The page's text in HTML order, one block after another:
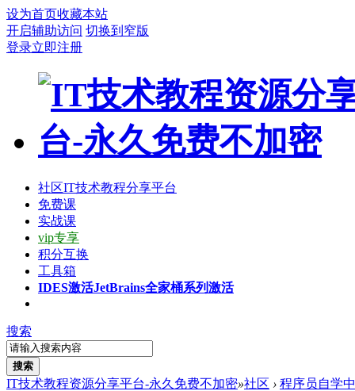
设为首页收藏本站
开启辅助访问 切换到窄版
登录立即注册
社区IT技术教程分享平台
免费课
实战课
vip专享
积分互换
工具箱
IDES激活JetBrains全家桶系列激活
搜索
搜索
IT技术教程资源分享平台-永久免费不加密»社区 › 程序员自学